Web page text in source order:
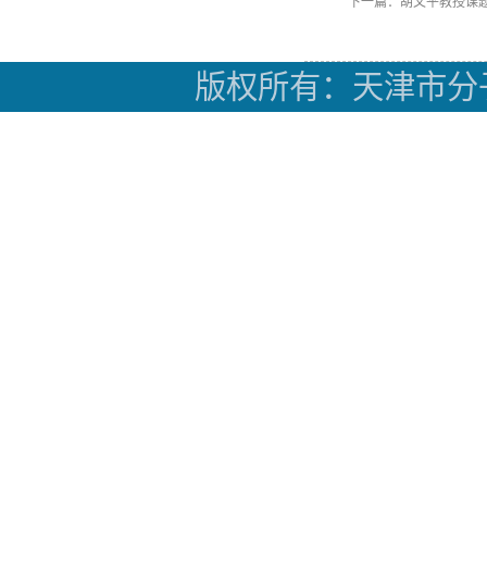
版权所有：天津市